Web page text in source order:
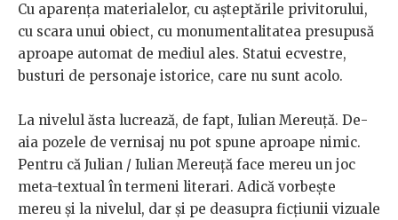
Cu aparența materialelor, cu așteptările privitorului,
cu scara unui obiect, cu monumentalitatea presupusă
aproape automat de mediul ales. Statui ecvestre,
busturi de personaje istorice, care nu sunt acolo.
La nivelul ăsta lucrează, de fapt, Iulian Mereuță. De-
aia pozele de vernisaj nu pot spune aproape nimic.
Pentru că Julian / Iulian Mereuță face mereu un joc
meta-textual în termeni literari. Adică vorbește
mereu și la nivelul, dar și pe deasupra ficțiunii vizuale